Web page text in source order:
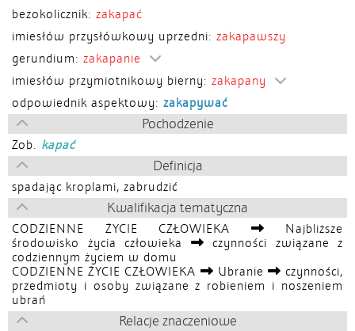
bezokolicznik: zakapać
imiesłów przysłówkowy uprzedni: zakapawszy
gerundium: zakapanie
imiesłów przymiotnikowy bierny: zakapany
odpowiednik aspektowy: zakapywać
Pochodzenie
Zob. kapać
Definicja
spadając kroplami, zabrudzić
Kwalifikacja tematyczna
CODZIENNE ŻYCIE CZŁOWIEKA
Najbliższe
środowisko życia człowieka
czynności związane z
codziennym życiem w domu
CODZIENNE ŻYCIE CZŁOWIEKA
Ubranie
czynności,
przedmioty i osoby związane z robieniem i noszeniem
ubrań
Relacje znaczeniowe